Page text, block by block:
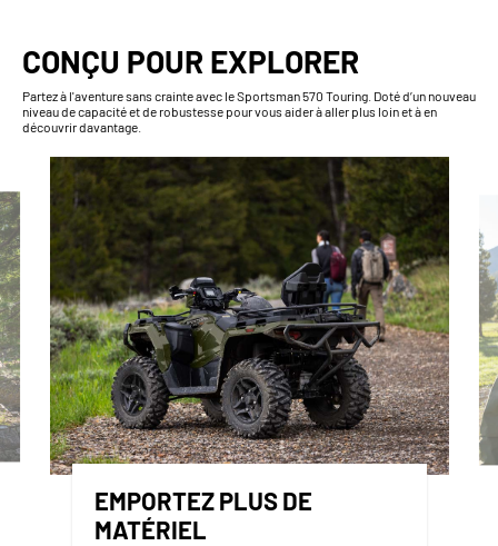
CONÇU POUR EXPLORER
Partez à l'aventure sans crainte avec le Sportsman 570 Touring. Doté d’un nouveau
niveau de capacité et de robustesse pour vous aider à aller plus loin et à en
découvrir davantage.
EMPORTEZ PLUS DE
MATÉRIEL